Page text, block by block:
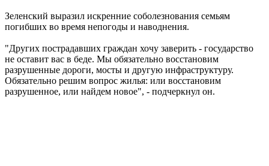
Зеленский выразил искренние соболезнования семьям
погибших во время непогоды и наводнения.
"Других пострадавших граждан хочу заверить - государство
не оставит вас в беде. Мы обязательно восстановим
разрушенные дороги, мосты и другую инфраструктуру.
Обязательно решим вопрос жилья: или восстановим
разрушенное, или найдем новое", - подчеркнул он.